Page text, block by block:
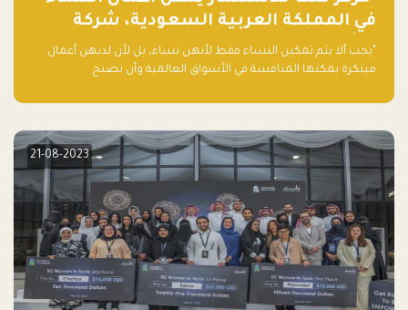
في المملكة العربية السعودية، شركة
ناشئة تلو الأخرى."
"يجب ألا يتم تمكين النساء فقط لأنهن نساء، بل لأن لديهن أعمال
مبتكرة يمكنها المنافسة في الأسواق العالمية وأن تصبح
21-08-2023